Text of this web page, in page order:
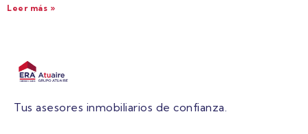
Leer más »
Tus asesores inmobiliarios de confianza.